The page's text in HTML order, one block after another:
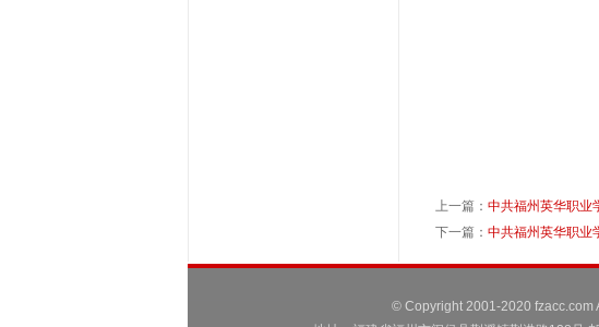
上一篇： 中共福州英华职业
下一篇： 中共福州英华职业
© Copyright 2001-2020